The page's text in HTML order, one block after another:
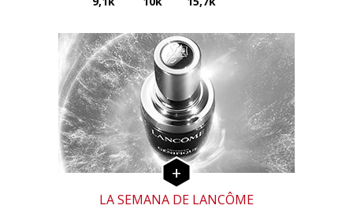
LA SEMANA DE LANCÔME